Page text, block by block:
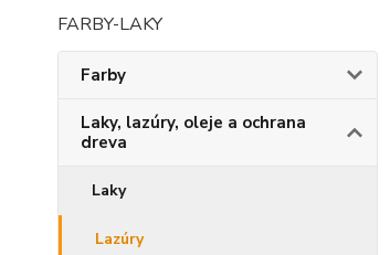
FARBY-LAKY
Farby
Laky, lazúry, oleje a ochrana
dreva
Laky
Lazúry